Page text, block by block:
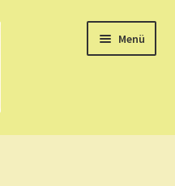
Menü